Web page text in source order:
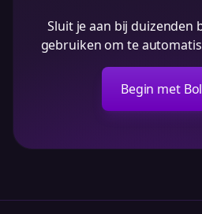
Sluit je aan bij duizenden
gebruiken om te
Begin met